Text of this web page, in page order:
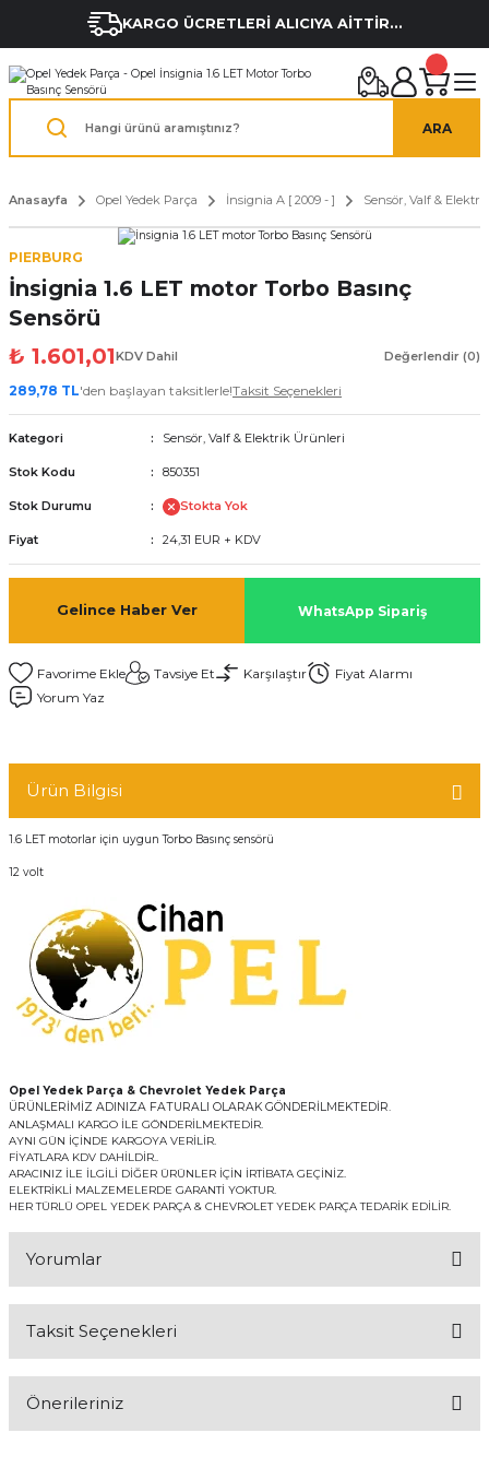
KARGO ÜCRETLERİ ALICIYA AİTTİR...
ARA
Anasayfa Opel Yedek Parça İnsignia A [ 2009 - ] Sensör, Valf &
PIERBURG
İnsignia 1.6 LET motor Torbo Basınç
Sensörü
₺ 1.601,01KDV Dahil Değerlendir (0)
289,78 TL'den başlayan taksitlerle!Taksit Seçenekleri
Kategori Sensör, Valf & Elektrik Ürünleri
Stok Kodu 850351
Stok Durumu Stokta Yok
Fiyat 24,31 EUR + KDV
Gelince Haber Ver WhatsApp Sipariş
Tavsiye Et Karşılaştır
Fiyat Alarmı
Yorum Yaz
Ürün Bilgisi
1.6 LET motorlar için uygun Torbo Basınç sensörü
12 volt
Opel Yedek Parça & Chevrolet Yedek Parça
ÜRÜNLERİMİZ ADINIZA FATURALI OLARAK GÖNDERİLMEKTEDİR.
ANLAŞMALI KARGO İLE GÖNDERİLMEKTEDİR.
AYNI GÜN İÇİNDE KARGOYA VERİLİR.
FİYATLARA KDV DAHİLDİR..
ARACINIZ İLE İLGİLİ DİĞER ÜRÜNLER İÇİN İRTİBATA GEÇİNİZ.
ELEKTRİKLİ MALZEMELERDE GARANTİ YOKTUR.
HER TÜRLÜ OPEL YEDEK PARÇA & CHEVROLET YEDEK PARÇA TEDARİK EDİLİR.
Yorumlar
Taksit Seçenekleri
Önerileriniz